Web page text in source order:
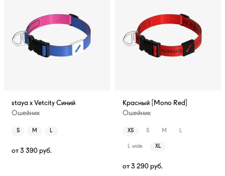
staya x Vetcity Синий
Ошейник
S M L
от 3 390 руб.
Красный [Mono Red]
Ошейник
XS S M L
L wide XL
от 3 290 руб.